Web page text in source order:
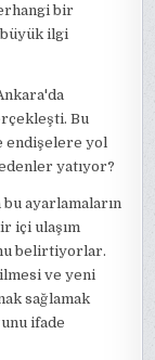
bir
ilgi
Bu
endişelere yol
yatıyor?
ayarlamaların
içi ulaşım
belirtiyorlar.
ve yeni
sağlamak
ifade